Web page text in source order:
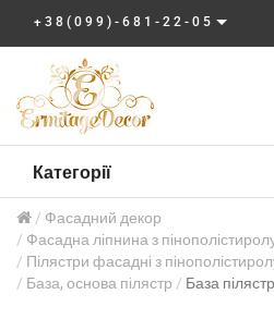
+38(099)-681-22-05
Категорії
Фасадний декор
Фасадна ліпнина з
Пілястри фасадні з
База, основа пілястр
База